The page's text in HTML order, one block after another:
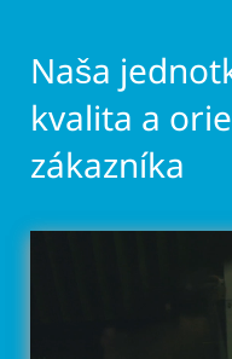
Naša
kvalita a
zákazníka